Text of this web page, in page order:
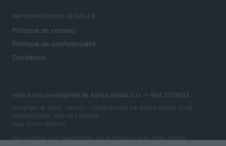
INFORMATIONS LÉGALES
Politique de cookies
Politique de confidentialité
Conditions
Infos.fr est une propriété de AdHub Media S.r.l. — REA 2729933
Copyright © 2026 · Infos.fr — Édité en Italie par AdHub Media · P.IVA
13542920965 · REA MI 2729933
Tous droits réservés
Les contenus sont sélectionnés par la rédaction avec l'aide d'outils